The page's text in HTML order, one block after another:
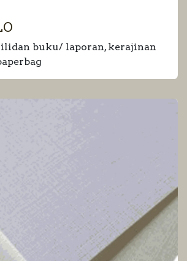
buku/ laporan, kerajinan